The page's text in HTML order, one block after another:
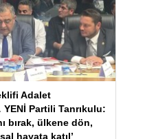
Adalet
Partili Tanrıkulu:
bırak, ülkene dön,
hayata katıl’